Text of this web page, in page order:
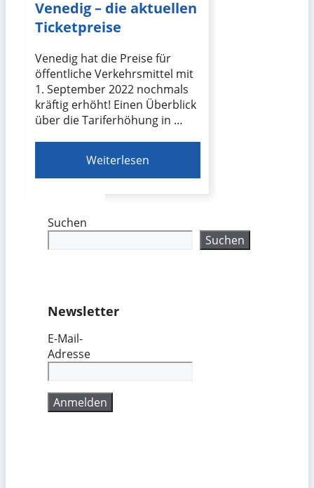
Venedig – die aktuellen
Ticketpreise
Venedig hat die Preise für
öffentliche Verkehrsmittel mit
1. September 2022 nochmals
kräftig erhöht! Einen Überblick
über die Tariferhöhung in …
Weiterlesen
Suchen
Suchen
Newsletter
E-Mail-
Adresse